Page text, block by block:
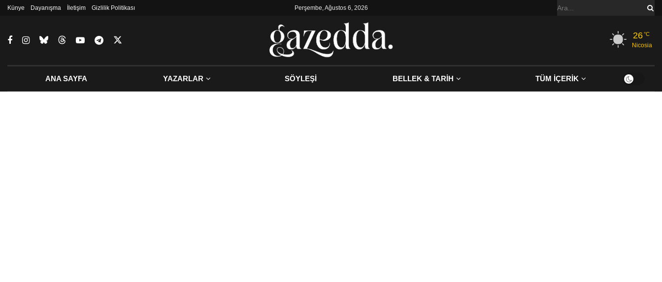
Künye Dayanışma İletişim Gizlilik Politikası Perşembe, Ağustos 6, 2026
26°C
Nicosia
ANA SAYFA YAZARLAR SÖYLEŞİ BELLEK & TARİH TÜM İÇERİK